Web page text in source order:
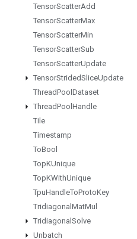
TensorScatterAdd
TensorScatterMax
TensorScatterMin
TensorScatterSub
TensorScatterUpdate
TensorStridedSliceUpdate
ThreadPool Dataset
ThreadPool Handle
Tile
Timestamp
ToBool
TopKUnique
TopKWithUnique
TpuHandleToProtoKey
Tridiagonal MatMul
Tridiagonal Solve
Unbatch